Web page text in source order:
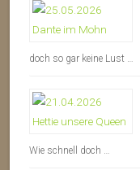
doch so gar keine Lust …
Wie schnell doch …